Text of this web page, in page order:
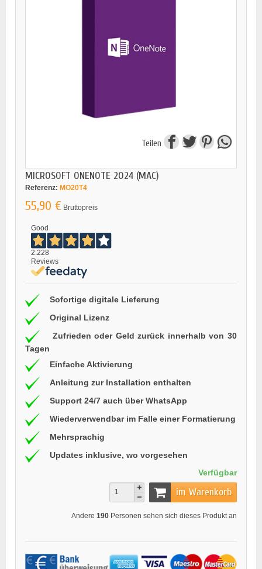
Teilen
MICROSOFT ONENOTE 2024 (MAC)
Referenz: MO20T4
55,90 € Bruttopreis
Good
2.228
Reviews
Sofortige digitale Lieferung
Original Lizenz
Zufrieden oder Geld zurück innerhalb von 30
Tagen
Einfache Aktivierung
Anleitung zur Installation enthalten
Support 24/7 auch über WhatsApp
Wiederverwendbar im Falle einer Formatierung
Mehrsprachig
Updates inklusive, wo vorgesehen
Verfügbar
im Warenkorb
Andere 190 Personen sehen sich dieses Produkt an